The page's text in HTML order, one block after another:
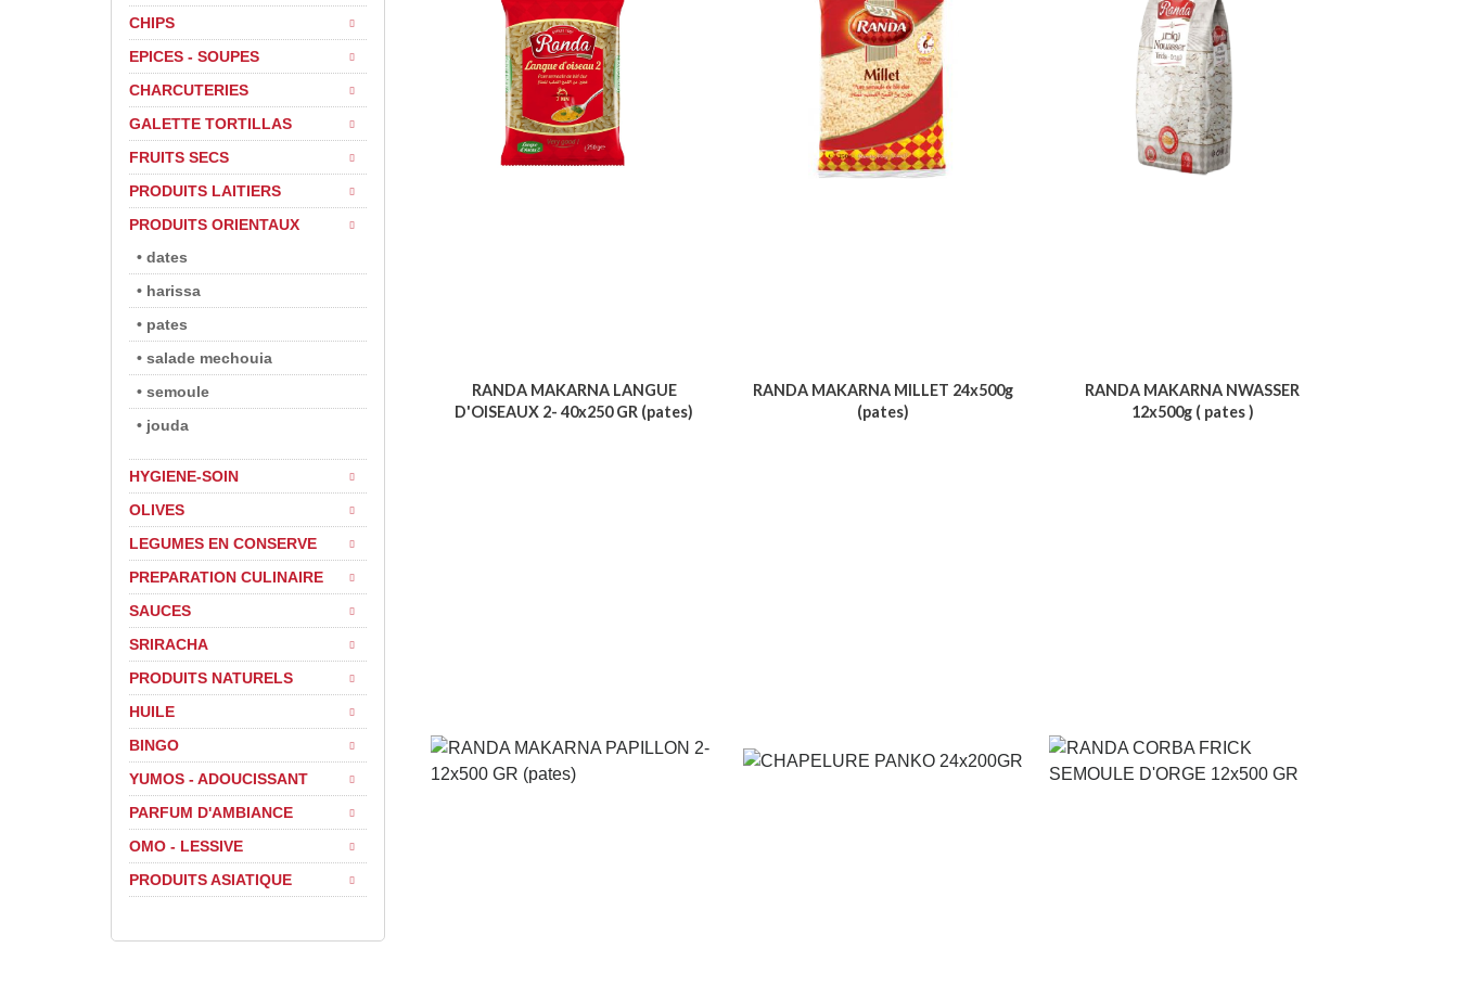
CHIPS
EPICES - SOUPES
CHARCUTERIES
GALETTE TORTILLAS
FRUITS SECS
PRODUITS LAITIERS
PRODUITS ORIENTAUX
• dates
• harissa
• pates
• salade mechouia
• semoule
• jouda
HYGIENE-SOIN
OLIVES
LEGUMES EN CONSERVE
PREPARATION CULINAIRE
SAUCES
SRIRACHA
PRODUITS NATURELS
HUILE
BINGO
YUMOS - ADOUCISSANT
PARFUM D'AMBIANCE
OMO - LESSIVE
PRODUITS ASIATIQUE
RANDA MAKARNA LANGUE
D'OISEAUX 2- 40x250 GR (pates)
RANDA MAKARNA MILLET 24x500g
(pates)
RANDA MAKARNA NWASSER
12x500g ( pates )